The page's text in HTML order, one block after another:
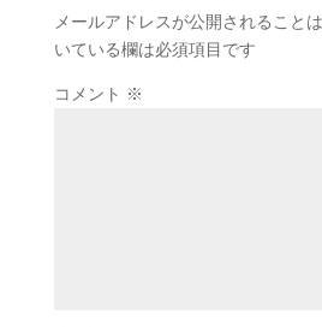
メールアドレスが公開されることは
いている欄は必須項目です
コメント ※